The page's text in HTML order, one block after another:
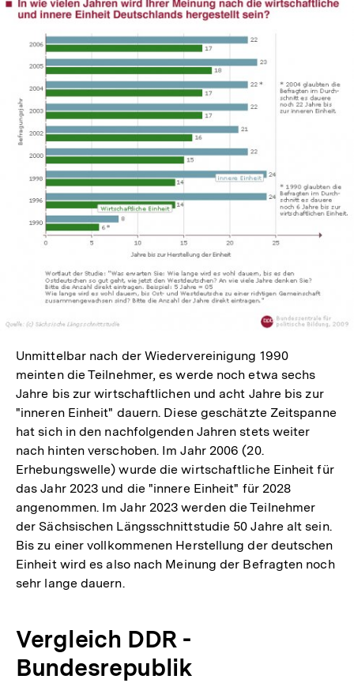
In
Lightbox
öffnen
Unmittelbar nach der Wiedervereinigung 1990
meinten die Teilnehmer, es werde noch etwa sechs
Jahre bis zur wirtschaftlichen und acht Jahre bis zur
"inneren Einheit" dauern. Diese geschätzte Zeitspanne
hat sich in den nachfolgenden Jahren stets weiter
nach hinten verschoben. Im Jahr 2006 (20.
Erhebungswelle) wurde die wirtschaftliche Einheit für
das Jahr 2023 und die "innere Einheit" für 2028
angenommen. Im Jahr 2023 werden die Teilnehmer
der Sächsischen Längsschnittstudie 50 Jahre alt sein.
Bis zu einer vollkommenen Herstellung der deutschen
Einheit wird es also nach Meinung der Befragten noch
sehr lange dauern.
Vergleich DDR -
Bundesrepublik